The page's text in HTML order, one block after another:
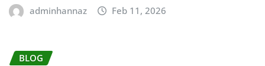
adminhannaz Feb 11, 2026
BLOG